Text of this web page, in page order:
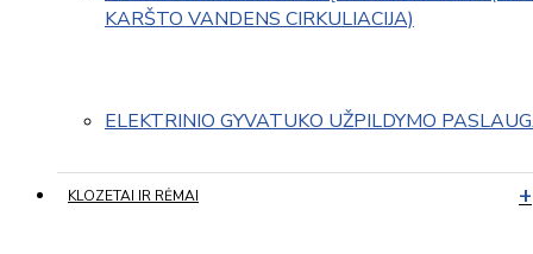
KARŠTO VANDENS CIRKULIACIJA)
ELEKTRINIO GYVATUKO UŽPILDYMO
KLOZETAI IR RĖMAI